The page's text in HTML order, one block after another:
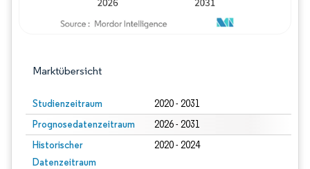
Marktübersicht
Studienzeitraum 2020 - 2031
Prognosedatenzeitraum 2026 - 2031
Historischer
Datenzeitraum
2020 - 2024